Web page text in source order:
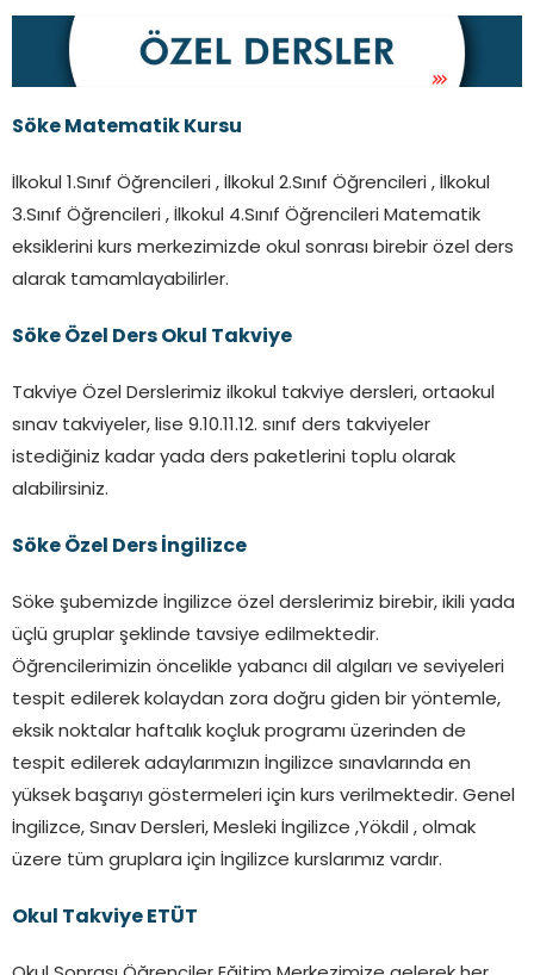
Söke Matematik Kursu
İlkokul 1.Sınıf Öğrencileri , İlkokul 2.Sınıf Öğrencileri , İlkokul
3.Sınıf Öğrencileri , İlkokul 4.Sınıf Öğrencileri Matematik
eksiklerini kurs merkezimizde okul sonrası birebir özel ders
alarak tamamlayabilirler.
Söke Özel Ders Okul Takviye
Takviye Özel Derslerimiz ilkokul takviye dersleri, ortaokul
sınav takviyeler, lise 9.10.11.12. sınıf ders takviyeler
istediğiniz kadar yada ders paketlerini toplu olarak
alabilirsiniz.
Söke Özel Ders İngilizce
Söke şubemizde İngilizce özel derslerimiz birebir, ikili yada
üçlü gruplar şeklinde tavsiye edilmektedir.
Öğrencilerimizin öncelikle yabancı dil algıları ve seviyeleri
tespit edilerek kolaydan zora doğru giden bir yöntemle,
eksik noktalar haftalık koçluk programı üzerinden de
tespit edilerek adaylarımızın İngilizce sınavlarında en
yüksek başarıyı göstermeleri için kurs verilmektedir. Genel
İngilizce, Sınav Dersleri, Mesleki İngilizce ,Yökdil , olmak
üzere tüm gruplara için İngilizce kurslarımız vardır.
Okul Takviye ETÜT